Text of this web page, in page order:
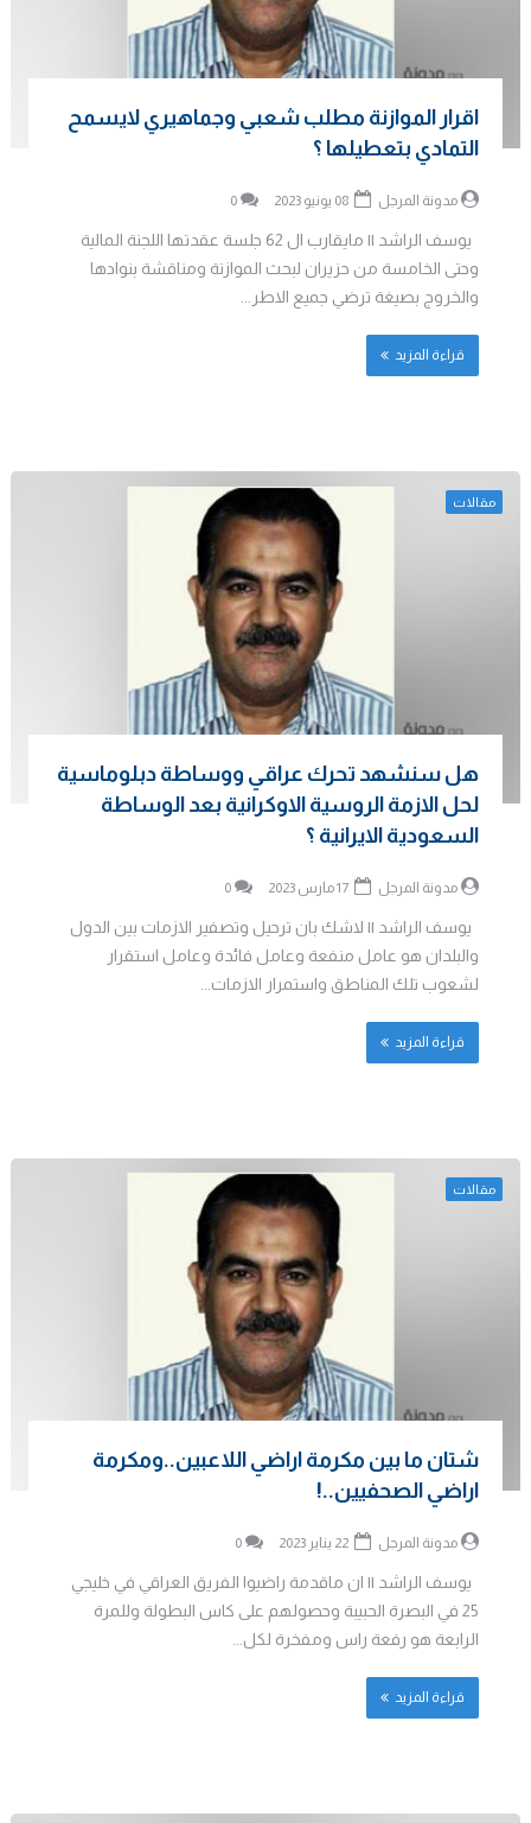
اقرار الموازنة مطلب شعبي وجماهيري لايسمح
التمادي بتعطيلها ؟
مدونة المرجل 0
يوسف الراشد || مايقارب ال 62 جلسة عقدتها اللجنة المالية
وحتى الخامسة من حزيران لبحث الموازنة ومناقشة بنوادها
والخروج بصيغة ترضي جميع الاطر...
قراءة المزيد
مقالات
هل سنشهد تحرك عراقي ووساطة دبلوماسية
لحل الازمة الروسية الاوكرانية بعد الوساطة
السعودية الايرانية ؟
مدونة المرجل 0
يوسف الراشد || لاشك بان ترحيل وتصفير الازمات بين الدول
والبلدان هو عامل منفعة وعامل فائدة وعامل استقرار
لشعوب تلك المناطق واستمرار الازمات...
قراءة المزيد
مقالات
شتان ما بين مكرمة اراضي اللاعبين..ومكرمة
اراضي الصحفيين..!
مدونة المرجل 0
يوسف الراشد || ان ماقدمة راضيوا الفريق العراقي في خليجي
25 في البصرة الحبيبة وحصولهم على كاس البطولة وللمرة
الرابعة هو رفعة راس ومفخرة لكل...
قراءة المزيد